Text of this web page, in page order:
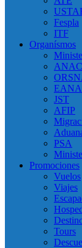
Fespla
ITF
Organísmos
ANAC
EANA
JST
AFIP
PSA
Promociones
Vuelos
Viajes
Tours